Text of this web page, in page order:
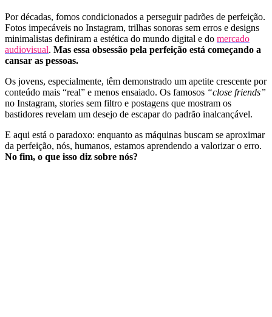
Por décadas, fomos condicionados a perseguir padrões de perfeição.
Fotos impecáveis no Instagram, trilhas sonoras sem erros e designs
minimalistas definiram a estética do mundo digital e do mercado
audiovisual. Mas essa obsessão pela perfeição está começando a
cansar as pessoas.
Os jovens, especialmente, têm demonstrado um apetite crescente por
conteúdo mais “real” e menos ensaiado. Os famosos “close friends”
no Instagram, stories sem filtro e postagens que mostram os
bastidores revelam um desejo de escapar do padrão inalcançável.
E aqui está o paradoxo: enquanto as máquinas buscam se aproximar
da perfeição, nós, humanos, estamos aprendendo a valorizar o erro.
No fim, o que isso diz sobre nós?